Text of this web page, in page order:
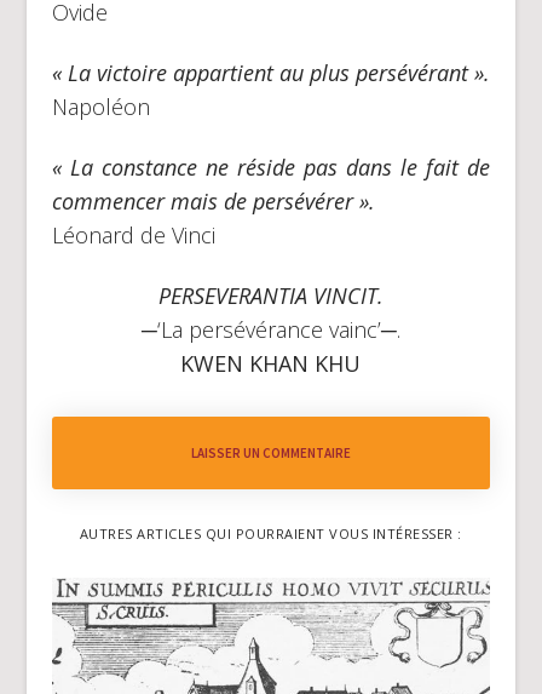
Ovide
« La victoire appartient au plus persévérant ».
Napoléon
« La constance ne réside pas dans le fait de
commencer mais de persévérer ».
Léonard de Vinci
PERSEVERANTIA VINCIT.
─‘La persévérance vainc’─.
KWEN KHAN KHU
LAISSER UN COMMENTAIRE
AUTRES ARTICLES QUI POURRAIENT VOUS INTÉRESSER :